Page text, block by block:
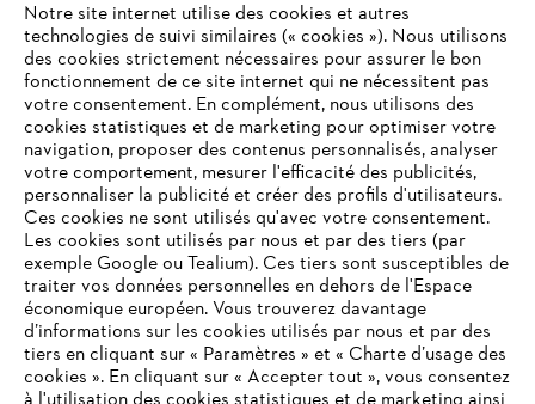
L'Entreprise
Questions / Réponses
Notre site internet utilise des cookies et autres
technologies de suivi similaires (« cookies »). Nous utilisons
des cookies strictement nécessaires pour assurer le bon
fonctionnement de ce site internet qui ne nécessitent pas
votre consentement. En complément, nous utilisons des
cookies statistiques et de marketing pour optimiser votre
navigation, proposer des contenus personnalisés, analyser
votre comportement, mesurer l'efficacité des publicités,
personnaliser la publicité et créer des profils d'utilisateurs.
Ces cookies ne sont utilisés qu'avec votre consentement.
Les cookies sont utilisés par nous et par des tiers (par
exemple Google ou Tealium). Ces tiers sont susceptibles de
traiter vos données personnelles en dehors de l'Espace
économique européen. Vous trouverez davantage
d’informations sur les cookies utilisés par nous et par des
tiers en cliquant sur « Paramètres » et « Charte d’usage des
cookies ». En cliquant sur « Accepter tout », vous consentez